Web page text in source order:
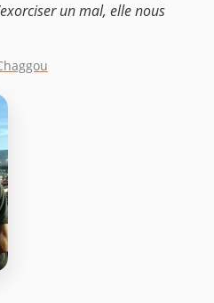
un mal, elle nous